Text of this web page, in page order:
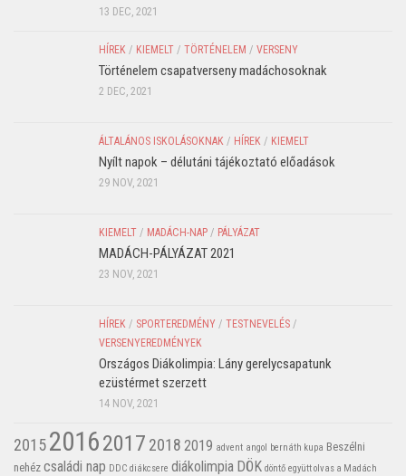
13 DEC, 2021
HÍREK / KIEMELT / TÖRTÉNELEM / VERSENY
Történelem csapatverseny madáchosoknak
2 DEC, 2021
ÁLTALÁNOS ISKOLÁSOKNAK / HÍREK / KIEMELT
Nyílt napok – délutáni tájékoztató előadások
29 NOV, 2021
KIEMELT / MADÁCH-NAP / PÁLYÁZAT
MADÁCH-PÁLYÁZAT 2021
23 NOV, 2021
HÍREK / SPORTEREDMÉNY / TESTNEVELÉS /
VERSENYEREDMÉNYEK
Országos Diákolimpia: Lány gerelycsapatunk
ezüstérmet szerzett
14 NOV, 2021
201520162017 2018 2019 advent angol bernáth kupa Beszélni
nehéz családi nap DDC diákcsere diákolimpia DÖK döntő együtt olvas a Madách